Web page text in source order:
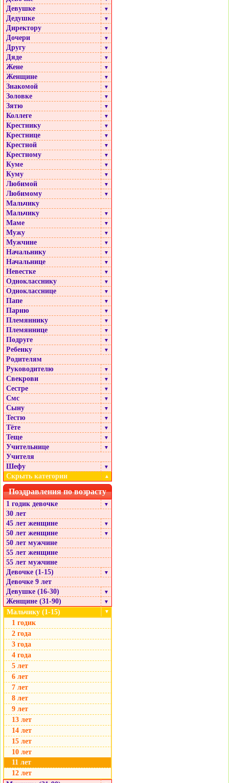
Девушке ▼
Дедушке ▼
Директору ▼
Дочери ▼
Другу ▼
Дяде ▼
Жене ▼
Женщине ▼
Знакомой ▼
Золовке ▼
Зятю ▼
Коллеге ▼
Крестнику ▼
Крестнице ▼
Крестной ▼
Крестному ▼
Куме ▼
Куму ▼
Любимой ▼
Любимому ▼
Мальчику
Мальчику
▼
Маме ▼
Мужу ▼
Мужчине ▼
Начальнику ▼
Начальнице ▼
Невестке ▼
Однокласснику ▼
Однокласснице ▼
Папе ▼
Парню ▼
Племяннику ▼
Племяннице ▼
Подруге ▼
Ребенку ▼
Родителям
Руководителю
▼
Свекрови ▼
Сестре ▼
Смс ▼
Сыну ▼
Тестю ▼
Тёте ▼
Теще ▼
Учительнице ▼
Учителя
Шефу
▼
Скрыть категории ▲
Поздравления по возрасту
1 годик девочке ▼
30 лет
45 лет женщине
▼
50 лет женщине ▼
50 лет мужчине
55 лет женщине
55 лет мужчине
Девочке (1-15)
▼
Девочке 9 лет
Девушке (16-30)
▼
Женщине (31-90) ▼
Мальчику (1-15) ▼
1 годик
2 года
3 года
4 года
5 лет
6 лет
7 лет
8 лет
9 лет
13 лет
14 лет
15 лет
10 лет
11 лет
12 лет